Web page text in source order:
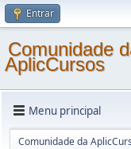
Entrar
Comunidade
AplicCursos
Menu principal
Comunidade da